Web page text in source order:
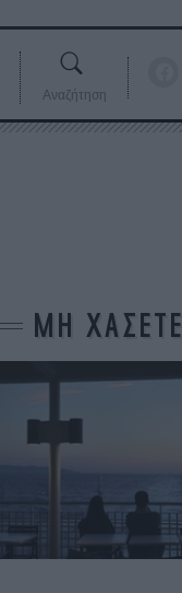
Αναζήτηση
ΜΗ ΧΑΣΕΤΕ